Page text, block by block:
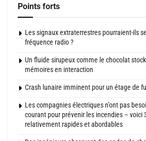
Points forts
Les signaux extraterrestres pourraient-ils
fréquence radio ?
Un fluide sirupeux comme le chocolat
mémoires en interaction
Crash lunaire imminent pour un étage de
Les compagnies électriques n’ont pas
courant pour prévenir les incendies – voici
relativement rapides et abordables